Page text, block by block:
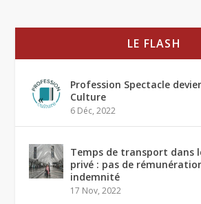
LE FLASH
Profession Spectacle
Culture
6 Déc, 2022
Temps de transport dans
privé : pas de
indemnité
17 Nov, 2022